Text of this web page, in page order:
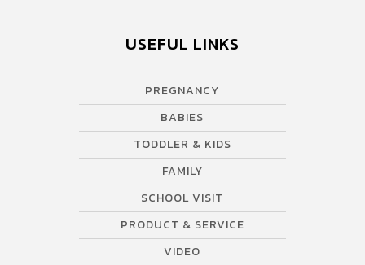
USEFUL LINKS
PREGNANCY
BABIES
TODDLER & KIDS
FAMILY
SCHOOL VISIT
PRODUCT & SERVICE
VIDEO